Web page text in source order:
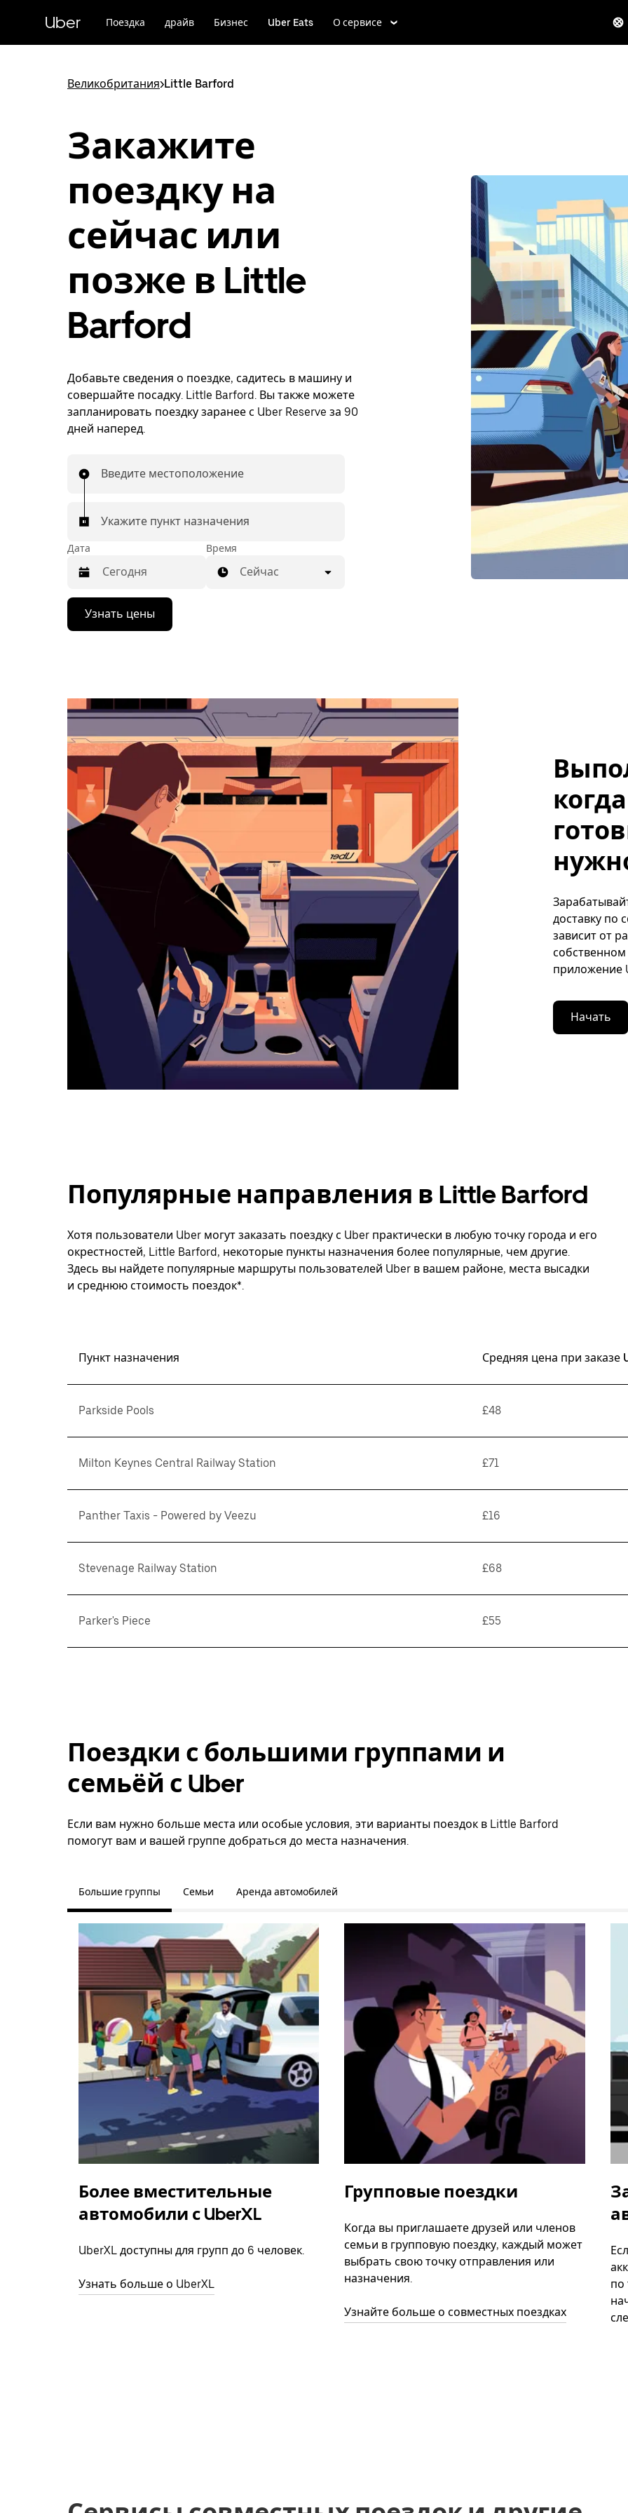
к
Uber Поездка драйв Бизнес Uber Eats О сервисе
Великобритания>Little Barford
Закажите
поездку на
сейчас или
позже в Little
Barford
Добавьте сведения о поездке, садитесь в машину и
совершайте посадку. Little Barford. Вы также можете
запланировать поездку заранее с Uber Reserve за 90
дней наперед.
Введите местоположение
Укажите пункт назначения
Дата
Нажмите
стрелку
вниз,
выбрать
дату.
закрыть
календарь,
нажмите
Esc.
Время
Сейчас
Узнать цены
доставку по
зависит от
приложение
Начать
Популярные направления в Little Barford
Хотя пользователи Uber могут заказать поездку с Uber практически в любую точку города и его
окрестностей, Little Barford, некоторые пункты назначения более популярные, чем другие.
Здесь вы найдете популярные маршруты пользователей Uber в вашем районе, места высадки
и среднюю стоимость поездок*.
Пункт назначения Средняя цена при заказе
Parkside Pools £48
Milton Keynes Central Railway Station £71
Panther Taxis - Powered by Veezu £16
Stevenage Railway Station £68
Parker's Piece £55
Поездки с большими группами и
семьёй с Uber
Если вам нужно больше места или особые условия, эти варианты поездок в Little Barford
помогут вам и вашей группе добраться до места назначения.
Большие группы Семьи Аренда автомобилей
Более вместительные
автомобили с UberXL
UberXL доступны для групп до 6 человек.
Узнать больше о UberXL
Групповые поездки
Когда вы приглашаете друзей или членов
семьи в групповую поездку, каждый может
выбрать свою точку отправления или
назначения.
Узнайте больше о совместных поездках
по